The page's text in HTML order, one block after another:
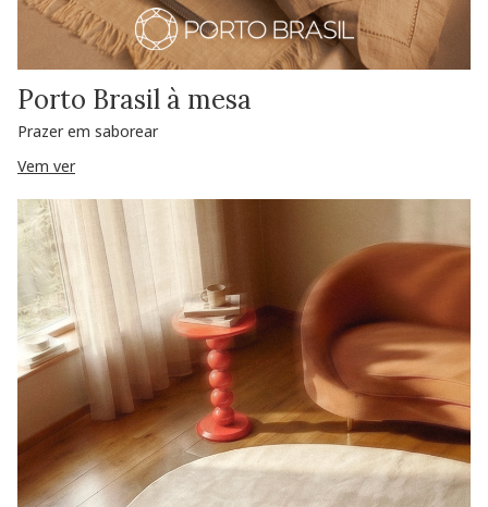
Porto Brasil à mesa
Prazer em saborear
Vem ver